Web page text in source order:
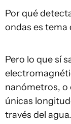
Por qué
ondas es tema
Pero lo que sí
nanómetros, o
únicas
través del agua.